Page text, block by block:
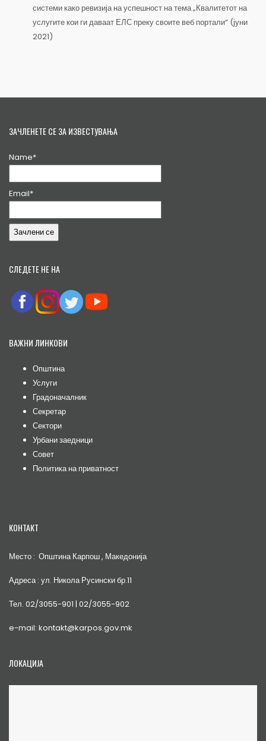
системи како ревизија на успешност на тема „Квалитетот на
услугите кои ги даваат ЕЛС преку своите веб портали“ (јуни
2021)
ЗАЧЛЕНЕТЕ СЕ ЗА ИЗВЕСТУВАЊА
Name*
Email*
СЛЕДЕТЕ НЕ НА
ВАЖНИ ЛИНКОВИ
Општина
Услуги
Градоначалник
Секретар
Сектори
Урбани заедници
Совет
Политика на приватност
КОНТАКТ
Место : Општина Карпош , Македонија
Адреса : ул. Никола Русински бр.11
Тел. 02/3055-901 | 02/3055-902
e-mail: kontakt@karpos.gov.mk
ЛОКАЦИЈА